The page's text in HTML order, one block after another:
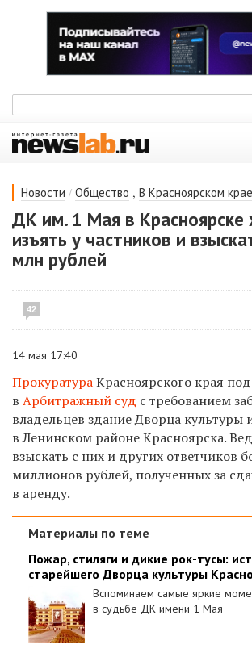
Новости / Общество , В Красноярском крае
ДК им. 1 Мая в Красноярске
изъять у частников и
млн рублей
42
14 мая 17:40
ПрокуратураКрасноярского края
в Арбитражный суд с требованием
владельцев здание Дворца культуры
в Ленинском районе Красноярска.
взыскать с них и других ответчиков
миллионов рублей, полученных за
в аренду.
Материалы по теме
Пожар, стиляги и дикие рок-тусы:
старейшего Дворца культуры
Вспоминаем самые яркие
в судьбе ДК имени 1 Мая